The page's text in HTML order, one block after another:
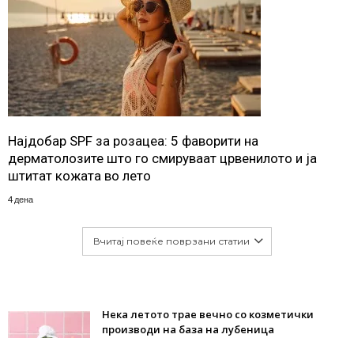
Најдобар SPF за розацеа: 5 фаворити на
дерматолозите што го смируваат црвенилото и ја
штитат кожата во лето
4 дена
Вчитај повеќе поврзани статии
Нека летото трае вечно со козметички
производи на база на лубеница